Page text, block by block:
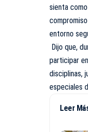
sienta
entorno
Dijo que,
participar
disciplinas,
especiales
Leer